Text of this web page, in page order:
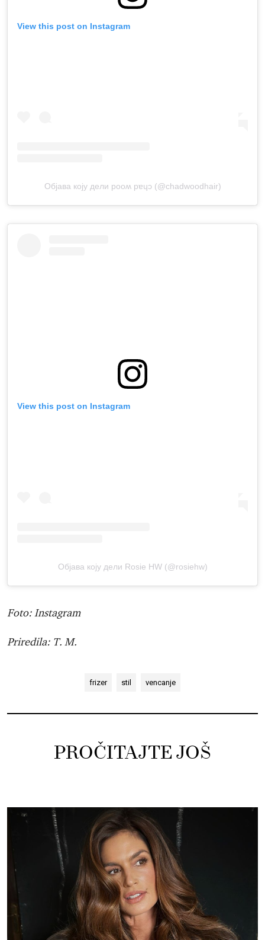
View this post on Instagram
Објава коју дели pooʍ pɐɥɔ (@chadwoodhair)
View this post on Instagram
Објава коју дели Rosie HW (@rosiehw)
Foto: Instagram
Priredila: T. M.
frizer stil vencanje
PROČITAJTE JOŠ